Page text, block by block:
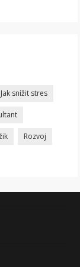
Jak snížit stres
Rozvoj